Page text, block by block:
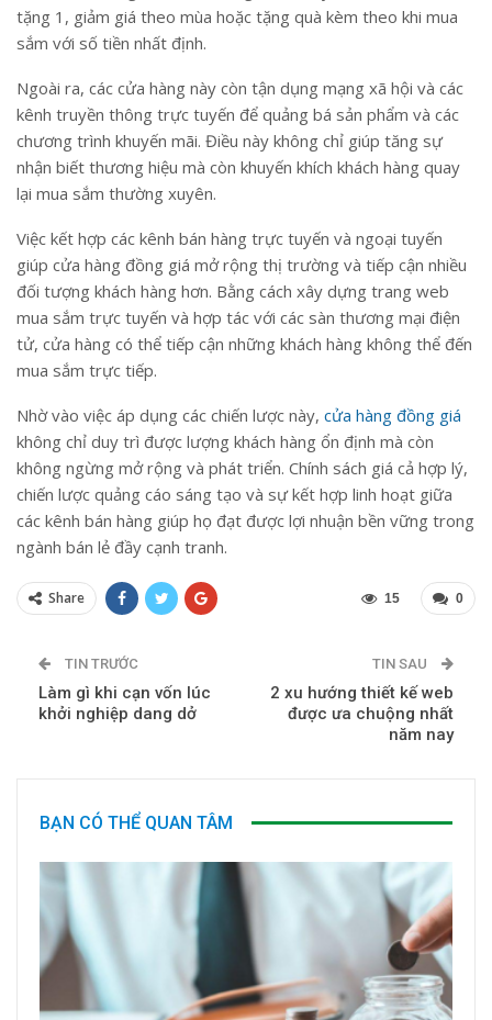
tặng 1, giảm giá theo mùa hoặc tặng quà kèm theo khi mua
sắm với số tiền nhất định.
Ngoài ra, các cửa hàng này còn tận dụng mạng xã hội và các
kênh truyền thông trực tuyến để quảng bá sản phẩm và các
chương trình khuyến mãi. Điều này không chỉ giúp tăng sự
nhận biết thương hiệu mà còn khuyến khích khách hàng quay
lại mua sắm thường xuyên.
Việc kết hợp các kênh bán hàng trực tuyến và ngoại tuyến
giúp cửa hàng đồng giá mở rộng thị trường và tiếp cận nhiều
đối tượng khách hàng hơn. Bằng cách xây dựng trang web
mua sắm trực tuyến và hợp tác với các sàn thương mại điện
tử, cửa hàng có thể tiếp cận những khách hàng không thể đến
mua sắm trực tiếp.
Nhờ vào việc áp dụng các chiến lược này, cửa hàng đồng giá
không chỉ duy trì được lượng khách hàng ổn định mà còn
không ngừng mở rộng và phát triển. Chính sách giá cả hợp lý,
chiến lược quảng cáo sáng tạo và sự kết hợp linh hoạt giữa
các kênh bán hàng giúp họ đạt được lợi nhuận bền vững trong
ngành bán lẻ đầy cạnh tranh.
Share 0
15
TIN TRƯỚC
Làm gì khi cạn vốn lúc
khởi nghiệp dang dở
TIN SAU
2 xu hướng thiết kế web
được ưa chuộng nhất
năm nay
BẠN CÓ THỂ QUAN TÂM